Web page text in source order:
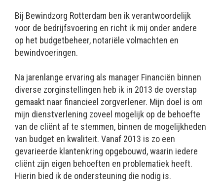
Bij Bewindzorg Rotterdam ben ik verantwoordelijk
voor de bedrijfsvoering en richt ik mij onder andere
op het budgetbeheer, notariële volmachten en
bewindvoeringen.
Na jarenlange ervaring als manager Financiën binnen
diverse zorginstellingen heb ik in 2013 de overstap
gemaakt naar financieel zorgverlener. Mijn doel is om
mijn dienstverlening zoveel mogelijk op de behoefte
van de cliënt af te stemmen, binnen de mogelijkheden
van budget en kwaliteit. Vanaf 2013 is zo een
gevarieerde klantenkring opgebouwd, waarin iedere
cliënt zijn eigen behoeften en problematiek heeft.
Hierin bied ik de ondersteuning die nodig is.